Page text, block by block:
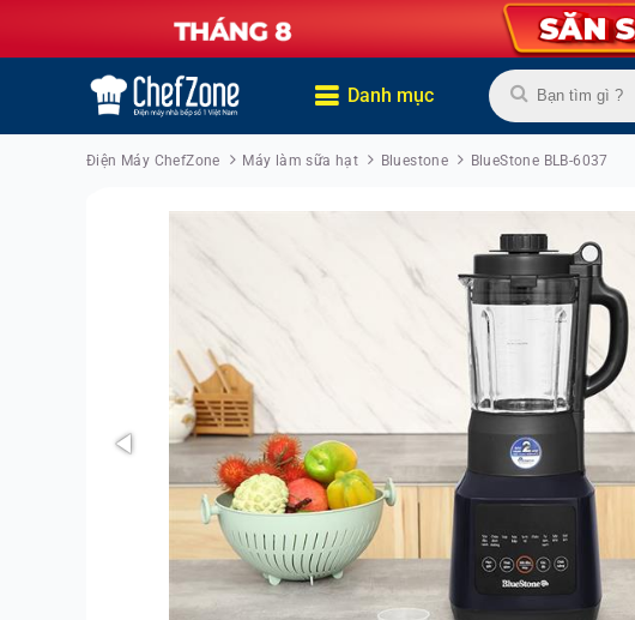
Danh mục
Điện Máy ChefZone Máy làm sữa hạt Bluestone BlueStone BLB-6037